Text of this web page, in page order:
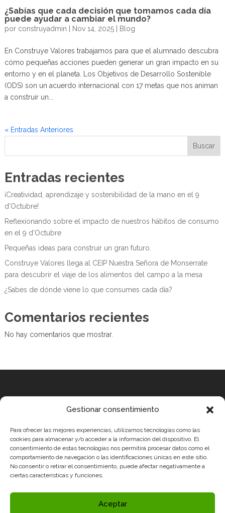
Gestionar consentimiento
Para ofrecer las mejores experiencias, utilizamos tecnologías como las
cookies para almacenar y/o acceder a la información del dispositivo. El
consentimiento de estas tecnologías nos permitirá procesar datos como el
comportamiento de navegación o las identificaciones únicas en este sitio.
No consentir o retirar el consentimiento, puede afectar negativamente a
ciertas características y funciones.
Aceptar
¿Sabías que cada decisión que tomamos cada día
puede ayudar a cambiar el mundo?
por construyadmin Nov 14, 2025| Blog
En Construye Valores trabajamos para que el alumnado descubra
cómo pequeñas acciones pueden generar un gran impacto en su
entorno y en el planeta. Los Objetivos de Desarrollo Sostenible
(ODS) son un acuerdo internacional con 17 metas que nos animan
a construir un...
« Entradas Anteriores
Buscar
Entradas recientes
¡Creatividad, aprendizaje y sostenibilidad de la mano en el 9
d’Octubre!
Reflexionando sobre el impacto de nuestros hábitos de consumo
en el 9 d’Octubre
Pequeñas ideas para construir un gran futuro.
Construye Valores llega al CEIP Nuestra Señora de Monserrate
para descubrir el viaje de los alimentos del campo a la mesa
¿Sabes de dónde viene lo que consumes cada día?
Comentarios recientes
No hay comentarios que mostrar.
Equipo
ROBOTIX CASTELLÓN
INGENIOOS VALENCIA
CERCA ALICANTE
Condiciones legales
Política de Privacidad y Aviso Legal